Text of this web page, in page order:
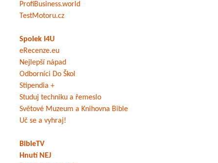
ProfiBusiness.world
TestMotoru.cz
Spolek I4U
eRecenze.eu
Nejlepší nápad
Odborníci Do Škol
Stipendia +
Studuj techniku a řemeslo
Světové Muzeum a Knihovna Bible
Uč se a vyhraj!
BibleTV
Hnutí NEJ